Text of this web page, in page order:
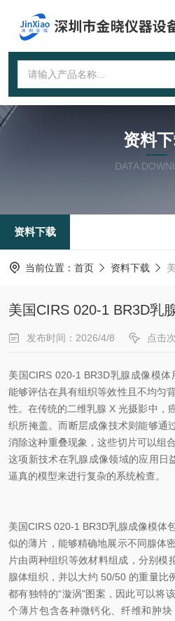
资料
DATA
资料下载
当前位置： 首页 资料下载
美国CIRS 020-1 BR3D乳
发布时间：2026/4/8 点击
美国CIRS 020-1 BR3D乳腺成像模
能够评估在具有组织等效性且不均匀
性。在传统的二维乳腺 X 光摄影中，
织所掩盖。而断层成像技术则能够通
消除这种重叠现象，这些切片可以组
这项新技术在乳腺成像领域的应用日
逼真的模型来进行复杂的系统检查。
美国CIRS 020-1 BR3D乳腺成像模体
似的薄片，能够精确地展示不同腺体
片由两种组织等效材料组成，分别模
腺体组织，并以大约 50/50 的重量比
都有独特的“漩涡"图案，因此可以将
个薄片包含各种微钙化、纤维和肿